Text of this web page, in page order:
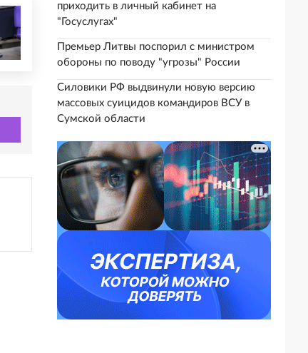
приходить в личный кабинет на
"Госуслугах"
Премьер Литвы поспорил с министром
обороны по поводу "угрозы" России
Силовики РФ выдвинули новую версию
массовых суицидов командиров ВСУ в
Сумской области